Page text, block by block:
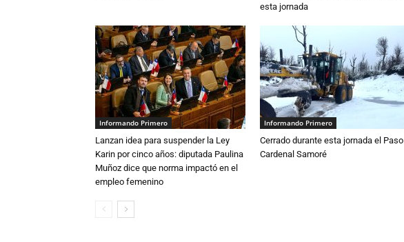
esta jornada
Informando Primero
Lanzan idea para suspender la Ley
Karin por cinco años: diputada Paulina
Muñoz dice que norma impactó en el
empleo femenino
Informando Primero
Cerrado durante esta jornada el Paso
Cardenal Samoré